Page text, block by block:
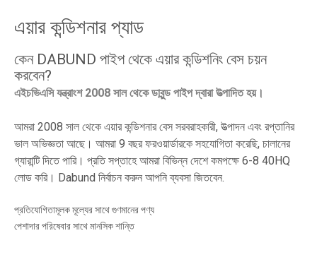
এয়ার কন্ডিশনার প্যাড
কেন DABUND পাইপ থেকে এয়ার কন্ডিশনিং বেস চয়ন
করবেন?
এইচভিএসি যন্ত্রাংশ 2008 সাল থেকে ডাবুন্ড পাইপ দ্বারা উত্পাদিত হয়।
আমরা 2008 সাল থেকে এয়ার কন্ডিশনার বেস সরবরাহকারী, উত্পাদন এবং রপ্তানির
ভাল অভিজ্ঞতা আছে। আমরা 9 ​​বছর ফরওয়ার্ডারকে সহযোগিতা করেছি, চালানের
গ্যারান্টি দিতে পারি। প্রতি সপ্তাহে আমরা বিভিন্ন দেশে কমপক্ষে 6-8 40HQ
লোড করি। Dabund নির্বাচন করুন আপনি ব্যবসা জিতবেন.
প্রতিযোগিতামূলক মূল্যের সাথে গুণমানের পণ্য
পেশাদার পরিষেবার সাথে মানসিক শান্তি